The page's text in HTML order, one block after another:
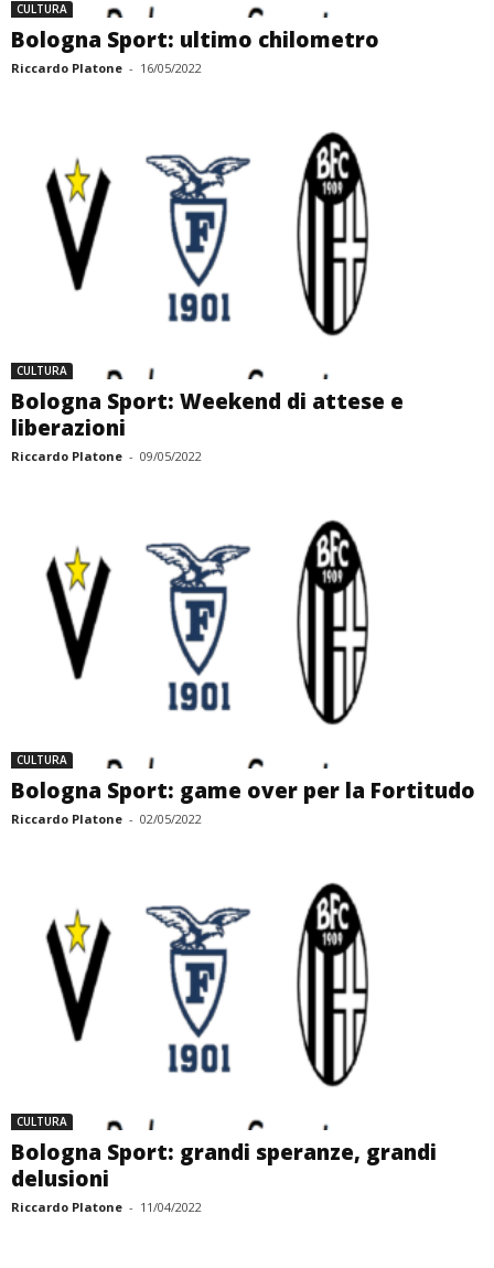
CULTURA
Bologna Sport: ultimo chilometro
Riccardo Platone - 16/05/2022
CULTURA
Bologna Sport: Weekend di attese e
liberazioni
Riccardo Platone - 09/05/2022
CULTURA
Bologna Sport: game over per la Fortitudo
Riccardo Platone - 02/05/2022
CULTURA
Bologna Sport: grandi speranze, grandi
delusioni
Riccardo Platone - 11/04/2022